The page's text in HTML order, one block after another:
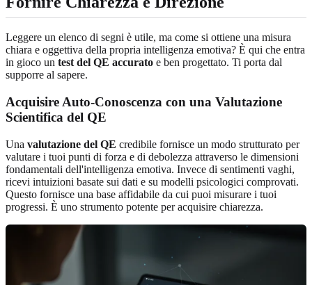
Leggere un elenco di segni è utile, ma come si ottiene una misura
chiara e oggettiva della propria intelligenza emotiva? È qui che entra
in gioco un test del QE accurato e ben progettato. Ti porta dal
supporre al sapere.
Acquisire Auto-Conoscenza con una Valutazione
Scientifica del QE
Una valutazione del QE credibile fornisce un modo strutturato per
valutare i tuoi punti di forza e di debolezza attraverso le dimensioni
fondamentali dell'intelligenza emotiva. Invece di sentimenti vaghi,
ricevi intuizioni basate sui dati e su modelli psicologici comprovati.
Questo fornisce una base affidabile da cui puoi misurare i tuoi
progressi. È uno strumento potente per acquisire chiarezza.